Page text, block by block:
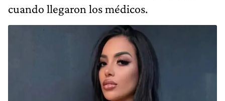
cuando llegaron los médicos.